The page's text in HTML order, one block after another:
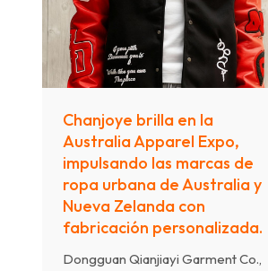
Chanjoye brilla en la
Australia Apparel Expo,
impulsando las marcas de
ropa urbana de Australia y
Nueva Zelanda con
fabricación personalizada.
Dongguan Qianjiayi Garment Co.,